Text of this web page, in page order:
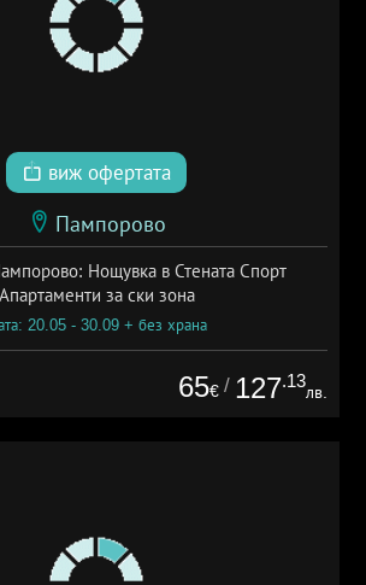
виж офертата
Пампорово
Нощувка в Стената Спорт
Апартаменти за ски зона
20.05 - 30.09 + без храна
65€ / 127.13
лв.